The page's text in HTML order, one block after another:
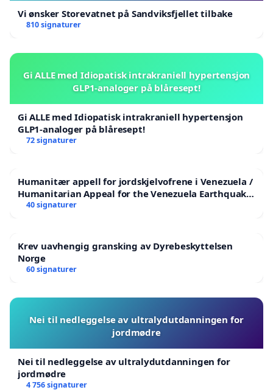
Vi ønsker Storevatnet på Sandviksfjellet tilbake
810 signaturer
Gi ALLE med Idiopatisk intrakraniell hypertensjon
GLP1-analoger på blåresept!
Gi ALLE med Idiopatisk intrakraniell hypertensjon
GLP1-analoger på blåresept!
72 signaturer
Humanitær appell for jordskjelvofrene i Venezuela /
Humanitarian Appeal for the Venezuela Earthquake
Victims
40 signaturer
Krev uavhengig gransking av Dyrebeskyttelsen
Norge
60 signaturer
Nei til nedleggelse av ultralydutdanningen for
jordmødre
Nei til nedleggelse av ultralydutdanningen for
jordmødre
4 756 signaturer